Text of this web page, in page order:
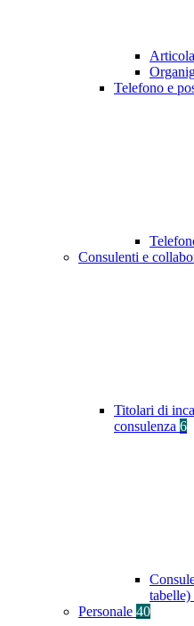
Telefono e
Consulenti e
Titolari di
consulenza 6
tabelle)
Personale 40